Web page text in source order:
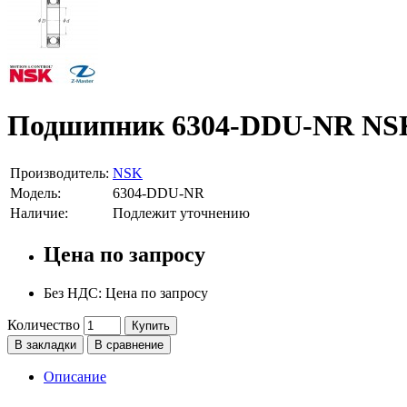
Подшипник 6304-DDU-NR
Производитель: NSK
Модель:
6304-DDU-NR
Наличие:
Подлежит уточнению
Цена по запросу
Без НДС: Цена по запросу
Количество
Купить
В закладки
В сравнение
Описание